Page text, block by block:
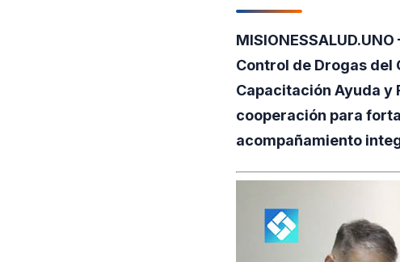
Control de Drogas del
Capacitación Ayuda y
cooperación para
acompañamiento